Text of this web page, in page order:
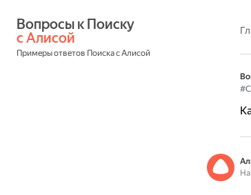
с Алисой
Примеры ответов Поиска с Алисой